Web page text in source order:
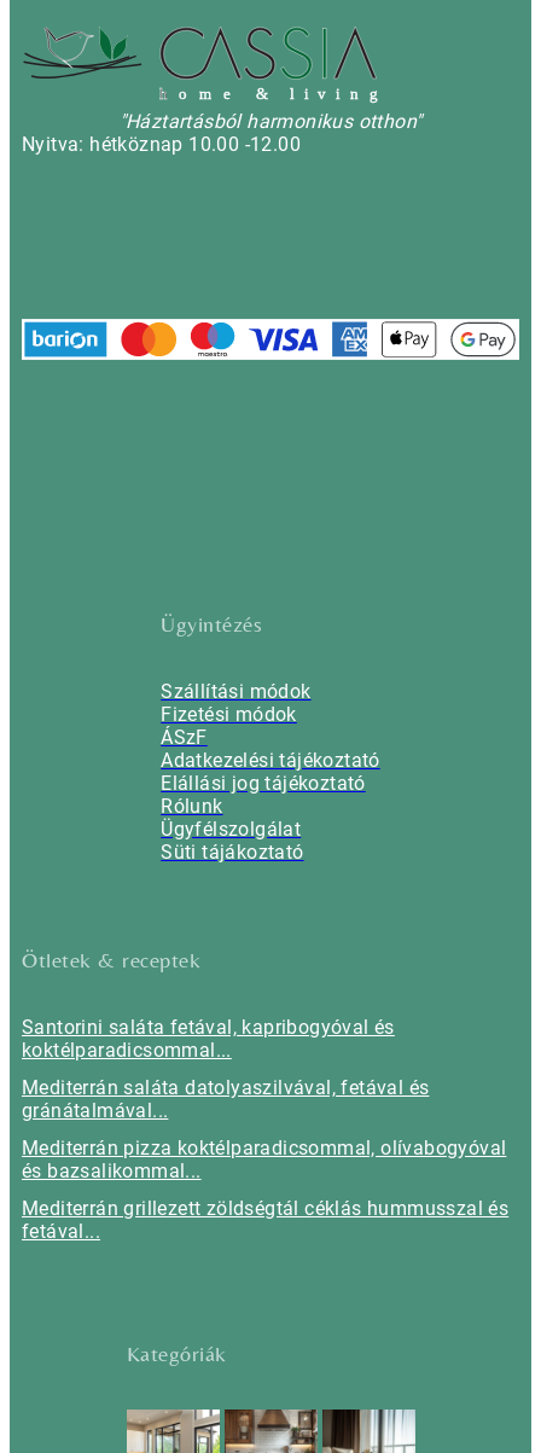
h o m e & l i v i n g
"Háztartásból harmonikus otthon"
Nyitva: hétköznap 10.00 -12.00
Ügyintézés
Szállítási módok
Fizetési módok
ÁSzF
Adatkezelési tájékoztató
Elállási jog tájékoztató
Rólunk
Ügyfélszolgálat
Süti tájákoztató
Ötletek & receptek
Santorini saláta fetával, kapribogyóval és
koktélparadicsommal...
Mediterrán saláta datolyaszilvával, fetával és
gránátalmával...
Mediterrán pizza koktélparadicsommal, olívabogyóval
és bazsalikommal...
Mediterrán grillezett zöldségtál céklás hummusszal és
fetával...
Kategóriák